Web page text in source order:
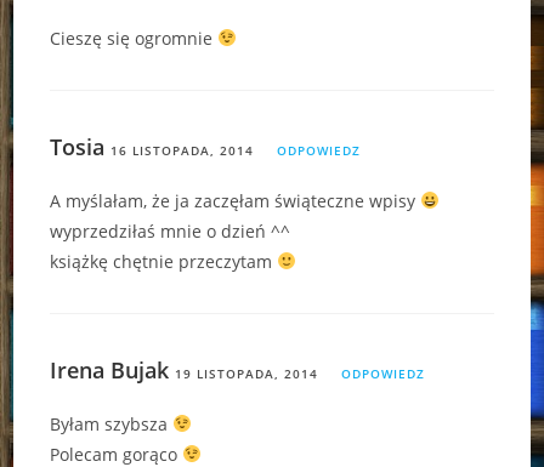
Cieszę się ogromnie
Tosia 16 LISTOPADA, 2014 ODPOWIEDZ
A myślałam, że ja zaczęłam świąteczne wpisy
wyprzedziłaś mnie o dzień ^^
książkę chętnie przeczytam
Irena Bujak 19 LISTOPADA, 2014 ODPOWIEDZ
Byłam szybsza
Polecam gorąco